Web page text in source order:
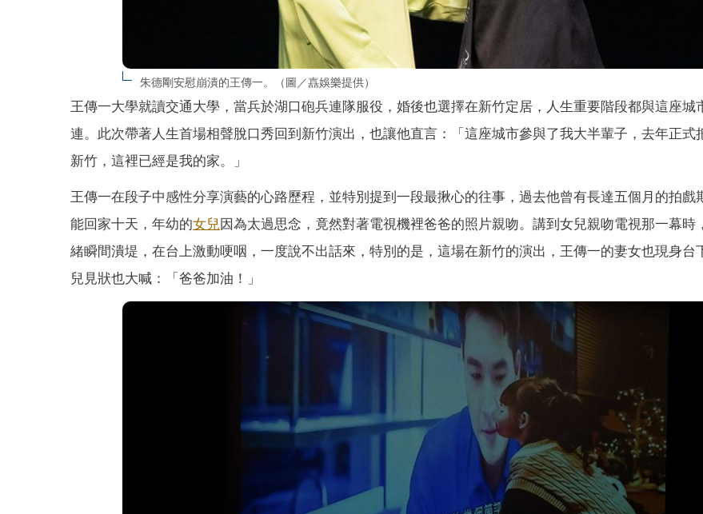
朱德剛安慰崩潰的王傳一。（圖／嚞娛樂提供）
王傳一大學就讀交通大學，當兵於湖口砲兵連隊服役，婚後也選擇在新竹定居，人生重要階段都與這座城
連。此次帶著人生首場相聲脫口秀回到新竹演出，也讓他直言：「這座城市參與了我大半輩子，去年正式
新竹，這裡已經是我的家。」
王傳一在段子中感性分享演藝的心路歷程，並特別提到一段最揪心的往事，過去他曾有長達五個月的拍戲
能回家十天，年幼的女兒因為太過思念，竟然對著電視機裡爸爸的照片親吻。講到女兒親吻電視那一幕時
緒瞬間潰堤，在台上激動哽咽，一度說不出話來，特別的是，這場在新竹的演出，王傳一的妻女也現身台
兒見狀也大喊：「爸爸加油！」